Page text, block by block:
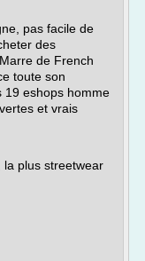
pas facile de
des
de French
toute son
19 eshops homme
et vrais
la plus streetwear